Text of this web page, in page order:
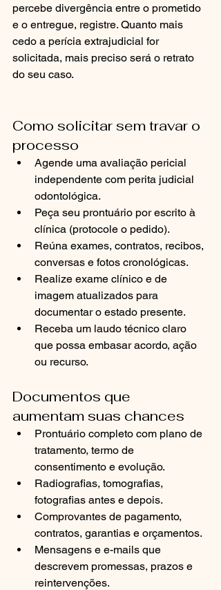
percebe divergência entre o prometido
e o entregue, registre. Quanto mais
cedo a perícia extrajudicial for
solicitada, mais preciso será o retrato
do seu caso.
Como solicitar sem travar o
processo
Agende uma avaliação pericial
independente com perita judicial
odontológica.
Peça seu prontuário por escrito à
clínica (protocole o pedido).
Reúna exames, contratos, recibos,
conversas e fotos cronológicas.
Realize exame clínico e de
imagem atualizados para
documentar o estado presente.
Receba um laudo técnico claro
que possa embasar acordo, ação
ou recurso.
Documentos que
aumentam suas chances
Prontuário completo com plano de
tratamento, termo de
consentimento e evolução.
Radiografias, tomografias,
fotografias antes e depois.
Comprovantes de pagamento,
contratos, garantias e orçamentos.
Mensagens e e-mails que
descrevem promessas, prazos e
reintervenções.